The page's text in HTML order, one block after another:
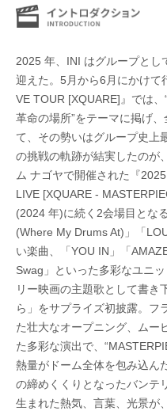
2025 年、INI はグループとし
迎えた。5月から6月にかけて
VE TOUR [XQUARE]』では
革命の場所”をテーマに掲げ
て、その勢いはグループ史上
の挑戦の軌跡が結実したのが
ム ナゴヤで開催された『
LIVE [XQUARE -
(2024 年)に続く2会場目とな
(Where My Drums At)」「
い楽曲、「YOU IN」「
Swag」といった多彩なユニ
リー映画の主題歌として書き
ら」をサプライズ初披露。フ
た壮大なオープニング、ムー
た多彩な演出で、
熱量がドーム全体を包み込ん
の締めくくりとなったバンテ
生まれた熱気、言葉、光景が